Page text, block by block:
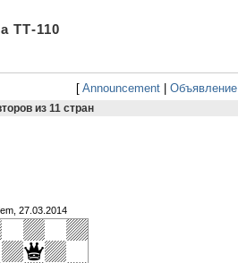
ТТ-110
[ Announcement Объявление
из 11 стран
27.03.2014